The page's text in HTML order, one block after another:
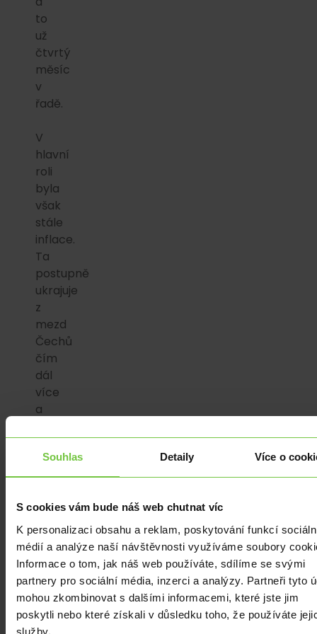
Souhlas Detaily Více o
S cookies vám bude náš web chutnat víc
K personalizaci obsahu a reklam, poskytování funkcí
médií a analýze naší návštěvnosti využíváme soubory
Informace o tom, jak náš web používáte, sdílíme se svými
partnery pro sociální média, inzerci a analýzy. Partneři tyto
mohou zkombinovat s dalšími informacemi, které jste jim
poskytli nebo které získali v důsledku toho, že používáte
služby.
to
už
čtvrtý
měsíc
v
řadě.
V
hlavní
roli
byla
však
stále
inflace.
Ta
postupně
ukrajuje
z
mezd
Čechů
čím
dál
více
a
celý
1Q
2022
reálné
platy
dolů
o
3,6
%.
Domácí
meziroční